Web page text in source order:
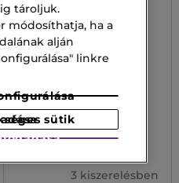
SÍ
Si Parfum
45 800,00 Ft
3 kiszerelésben
tároljuk.
módosíthatja, ha a
alján
linkre
sütik elfogadása